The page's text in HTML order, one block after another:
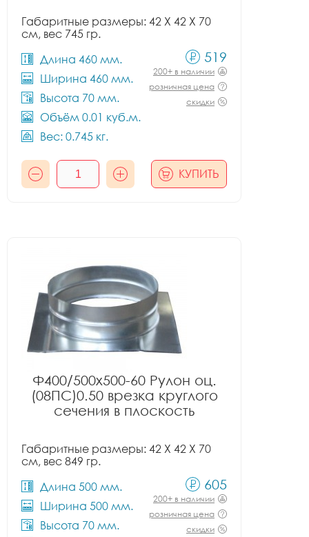
Габаритные размеры: 42 X 42 X 70
см, вес 745 гр.
Длина 460 мм.
Ширина 460 мм.
Высота 70 мм.
Объём 0.01 куб.м.
Вес: 0.745 кг.
519
200+ в наличии
розничная цена
скидки
КУПИТЬ
Ф400/500x500-60 Рулон оц.
(08ПС)0.50 врезка круглого
сечения в плоскость
Габаритные размеры: 42 X 42 X 70
см, вес 849 гр.
Длина 500 мм.
Ширина 500 мм.
Высота 70 мм.
605
200+ в наличии
розничная цена
скидки